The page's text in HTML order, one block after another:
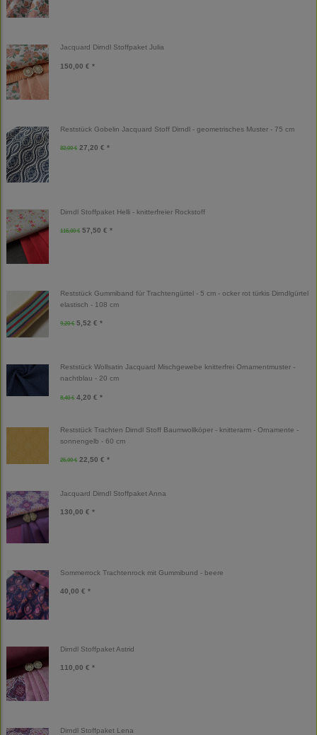
Jacquard Dirndl Stoffpaket Julia
150,00 € *
Reststück Gobelin Jacquard Stoff Dirndl - geometrisches Muster - 75 cm
32,00 € 27,20 € *
Dirndl Stoffpaket Helli - knitterfreier Rockstoff
115,00 € 57,50 € *
Reststück Gummiband für Trachtengürtel - 5 cm - ocker rot türkis Dirndlgürtel
elastisch - 108 cm
9,20 € 5,52 € *
Reststück Wollsatin Jacquard Mischgewebe knitterfrei Ornamentmuster -
nachtblau - 20 cm
8,40 € 4,20 € *
Reststück Trachten Dirndl Stoff Baumwollköper - knitterarm - Ornamente -
sonnengelb - 60 cm
25,00 € 22,50 € *
Jacquard Dirndl Stoffpaket Anna
130,00 € *
Sommerrock Trachtenrock mit Gummibund - beere
40,00 € *
Dirndl Stoffpaket Astrid
110,00 € *
Dirndl Stoffpaket Lena